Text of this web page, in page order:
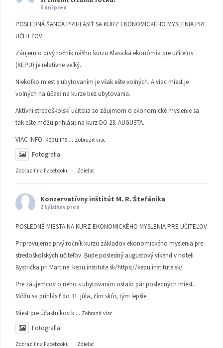
5 dní pred
POSLEDNÁ ŠANCA PRIHLÁSIŤ SA KURZ EKONOMICKÉHO MYSLENIA PRE
UČITEĽOV
Záujem o prvý ročník nášho kurzu Klasická ekonómia pre učiteľov
(KEPU) je relatívne veľký.
Niekoľko miest s ubytovaním je však ešte voľných. A viac miest je
voľných na účasť na kurze bez ubytovania.
Aktívni stredoškolskí učitelia so záujmom o ekonomické myslenie sa
tak ešte môžu prihlásiť na kurz DO 23. AUGUSTA.
VIAC INFO: kepu.ins ... Zobraziť viac
Fotografia
Zobraziť na Facebooku · Zdieľať
Konzervatívny inštitút M. R. Štefánika
2 týždňov pred
POSLEDNÉ MIESTA NA KURZ EKONOMICKÉHO MYSLENIA PRE UČITEĽOV
Pripravujeme prvý ročník kurzu základov ekonomického myslenia pre
stredoškolských učiteľov. Bude posledný augustový víkend v hoteli
Bystrička pri Martine: kepu.institute.sk/https://kepu.institute.sk/
Pre záujemcov o neho s ubytovaním ostalo pár posledných miest.
Môžu sa prihlásiť do 31. júla, čím skôr, tým lepšie.
Miest pre účastníkov k ... Zobraziť viac
Fotografia
Zobraziť na Facebooku · Zdieľať